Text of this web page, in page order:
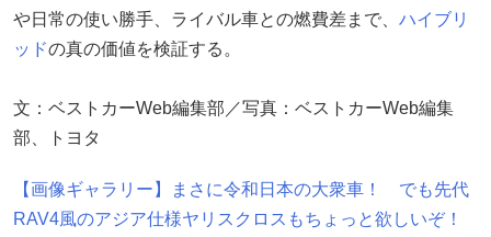
や日常の使い勝手、ライバル車との燃費差まで、 ハイブリ
ッドの真の価値を検証する。
文：ベストカーWeb編集部／写真：ベストカーWeb編集
部、トヨタ
【画像ギャラリー】まさに令和日本の大衆車！ でも先代
RAV4風のアジア仕様ヤリスクロスもちょっと欲しいぞ！